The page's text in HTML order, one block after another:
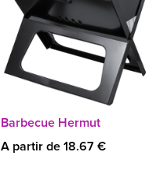
Barbecue Hermut
A partir de 18.67 €